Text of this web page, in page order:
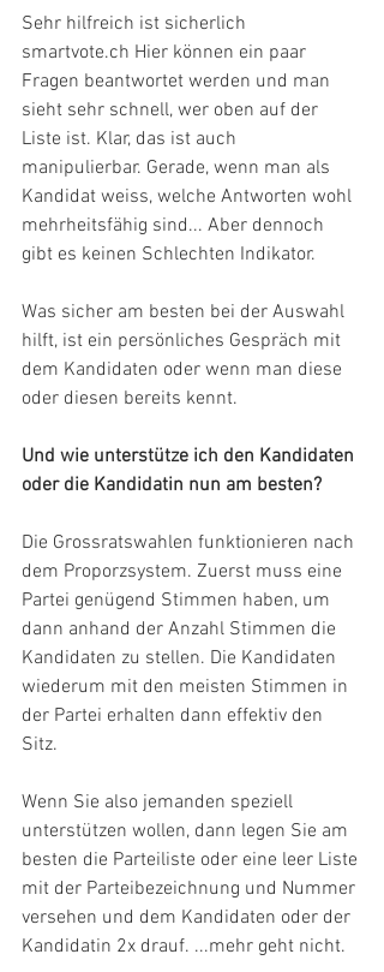
Sehr hilfreich ist sicherlich
smartvote.ch Hier können ein paar
Fragen beantwortet werden und man
sieht sehr schnell, wer oben auf der
Liste ist. Klar, das ist auch
manipulierbar. Gerade, wenn man als
Kandidat weiss, welche Antworten wohl
mehrheitsfähig sind... Aber dennoch
gibt es keinen Schlechten Indikator.
Was sicher am besten bei der Auswahl
hilft, ist ein persönliches Gespräch mit
dem Kandidaten oder wenn man diese
oder diesen bereits kennt.
Und wie unterstütze ich den Kandidaten
oder die Kandidatin nun am besten?
Die Grossratswahlen funktionieren nach
dem Proporzsystem. Zuerst muss eine
Partei genügend Stimmen haben, um
dann anhand der Anzahl Stimmen die
Kandidaten zu stellen. Die Kandidaten
wiederum mit den meisten Stimmen in
der Partei erhalten dann effektiv den
Sitz.
Wenn Sie also jemanden speziell
unterstützen wollen, dann legen Sie am
besten die Parteiliste oder eine leer Liste
mit der Parteibezeichnung und Nummer
versehen und dem Kandidaten oder der
Kandidatin 2x drauf. ...mehr geht nicht.